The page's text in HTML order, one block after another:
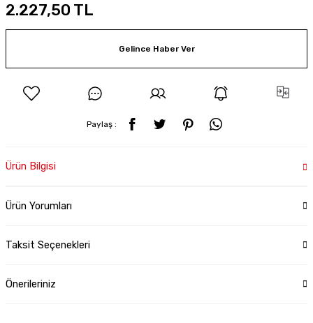
2.227,50 TL
Gelince Haber Ver
Paylaş :
Ürün Bilgisi
Ürün Yorumları
Taksit Seçenekleri
Önerileriniz